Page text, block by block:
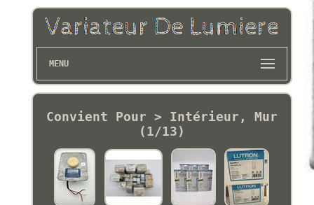
MENU
Convient Pour > Intérieur, Mur
(1/13)